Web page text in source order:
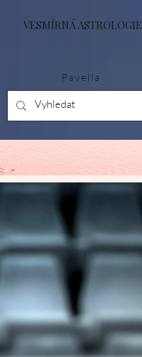
VESMÍRNÁ ASTROLOGIE
Pavella